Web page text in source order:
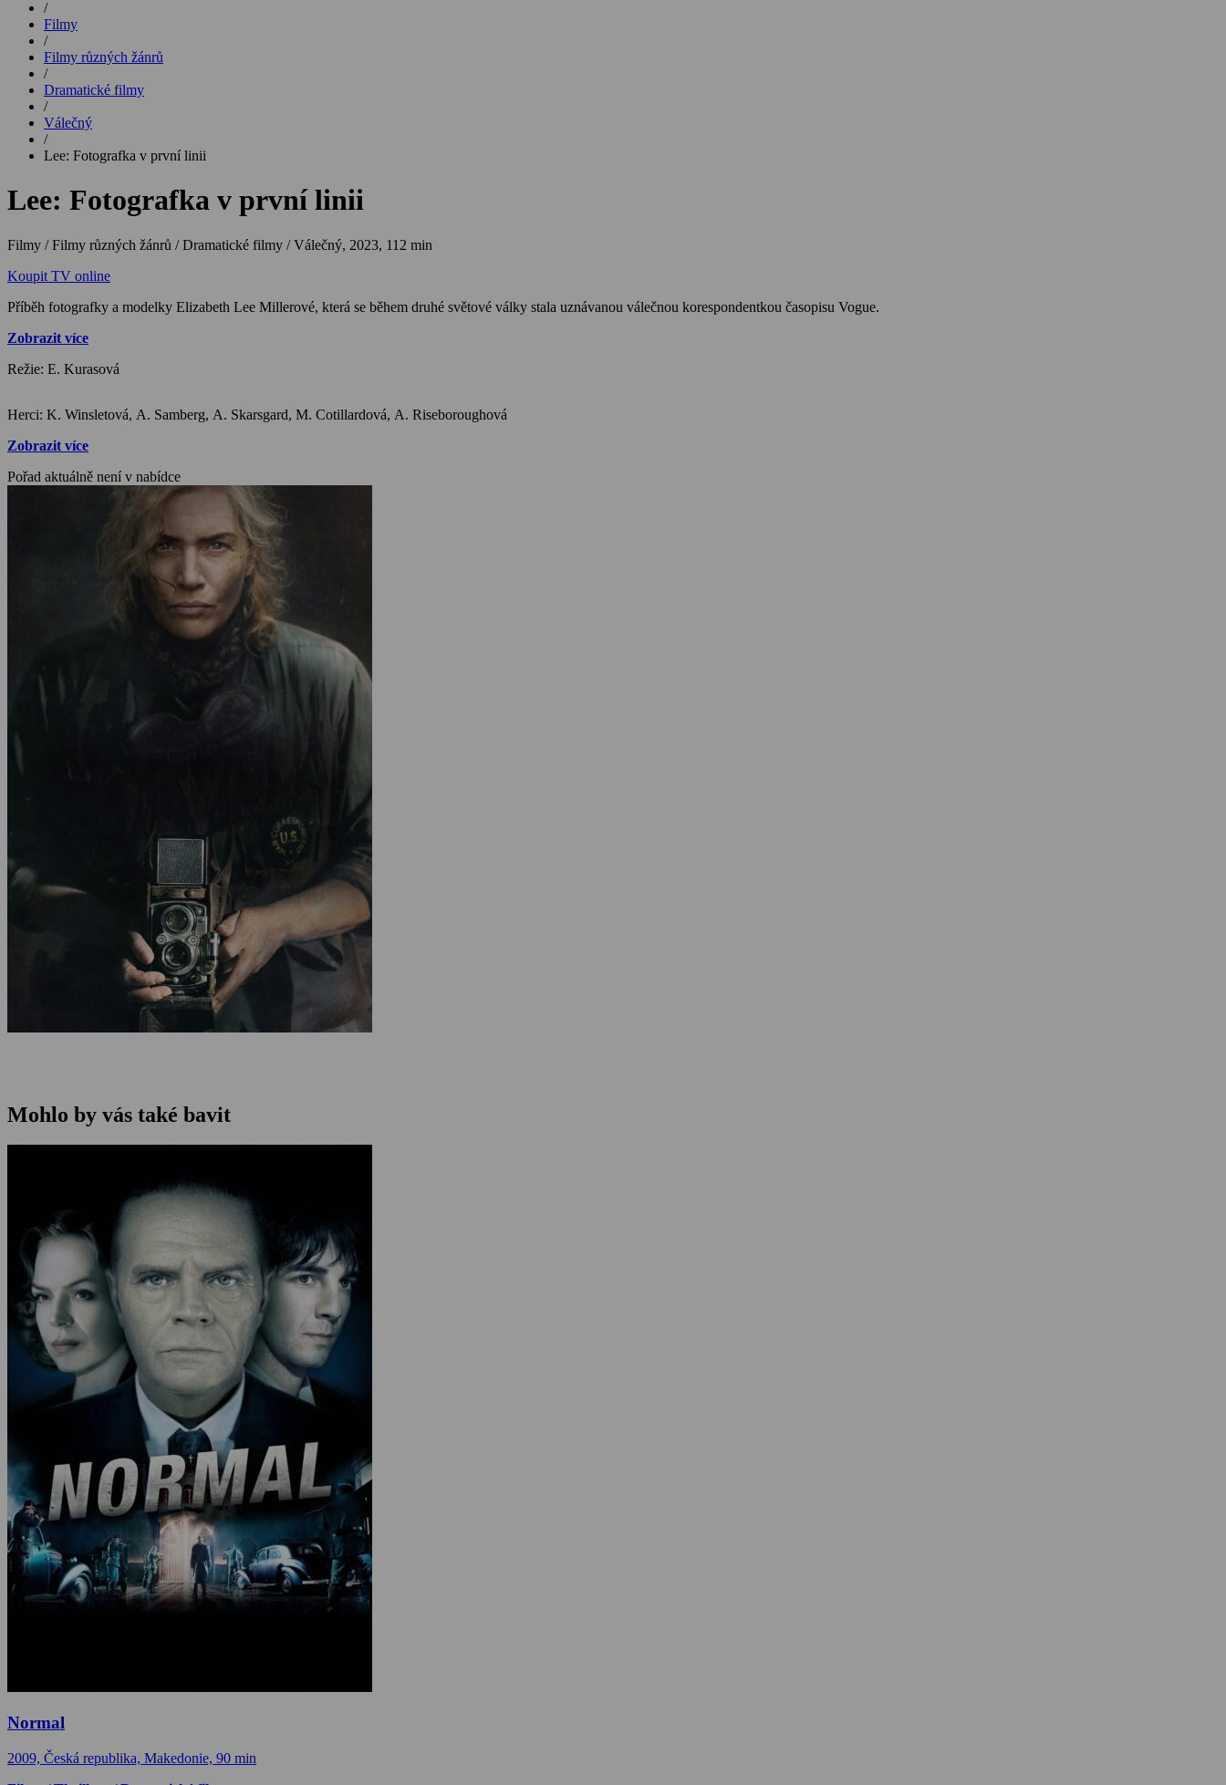
/
Filmy
/
Filmy různých žánrů
/
Dramatické filmy
/
Válečný
/
Lee: Fotografka v první linii
Lee: Fotografka v první linii
Filmy / Filmy různých žánrů / Dramatické filmy / Válečný, 2023, 112 min
Koupit TV online
Příběh fotografky a modelky Elizabeth Lee Millerové, která se během druhé světové války stala uznávanou válečnou korespondentkou časopisu Vogue.
Zobrazit více
Režie: E. Kurasová
Herci: K. Winsletová, A. Samberg, A. Skarsgard, M. Cotillardová, A. Riseboroughová
Zobrazit více
Pořad aktuálně není v nabídce
Mohlo by vás také bavit
Normal
2009, Česká republika, Makedonie, 90 min